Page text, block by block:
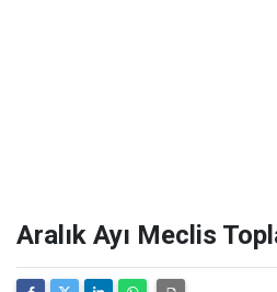
Aralık Ayı Meclis